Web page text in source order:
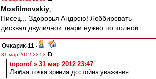
Mosfilmovskiy
Писец... Здоровья Андрею! Лоббировать
дисквал двуличной твари нужно по полной.
Очкарик-11 -
31 мар 2012 22:53
toporof » 31 мар 2012 23:47
Любая точка зрения достойна уважения.